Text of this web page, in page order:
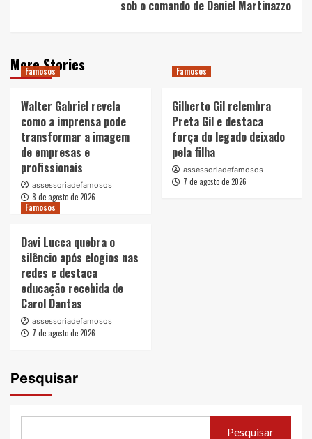
sob o comando de Daniel Martinazzo
More Stories
Famosos
Walter Gabriel revela
como a imprensa pode
transformar a imagem
de empresas e
profissionais
assessoriadefamosos
8 de agosto de 2026
Famosos
Gilberto Gil relembra
Preta Gil e destaca
força do legado deixado
pela filha
assessoriadefamosos
7 de agosto de 2026
Famosos
Davi Lucca quebra o
silêncio após elogios nas
redes e destaca
educação recebida de
Carol Dantas
assessoriadefamosos
7 de agosto de 2026
Pesquisar
Pesquisar